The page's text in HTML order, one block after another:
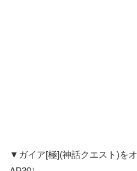
▼ガイア[極](神話クエスト)を